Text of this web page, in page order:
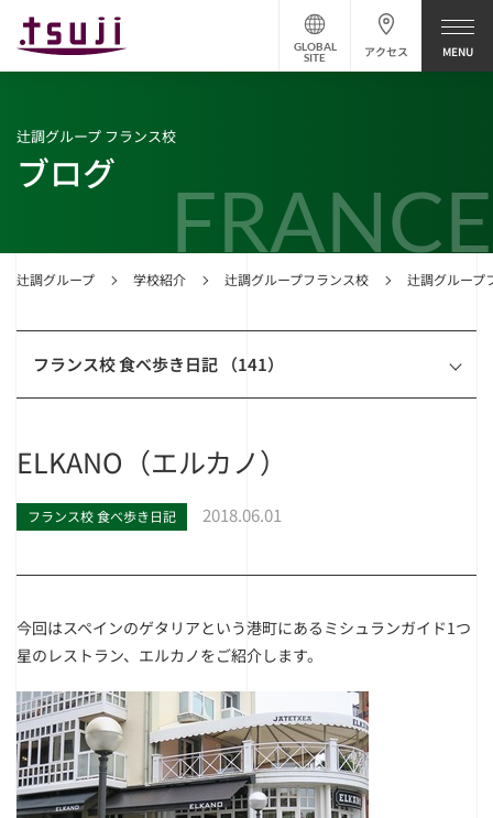
アクセス
GLOBAL
SITE
FRANCE
辻調グループ 学校紹介 辻調グループフランス校 辻調グループ
辻調グループ フランス校
ブログ
フランス校 食べ歩き日記 （141）
ELKANO（エルカノ）
フランス校 食べ歩き日記 2018.06.01
今回はスペインのゲタリアという港町にあるミシュランガイド1つ
星のレストラン、エルカノをご紹介します。